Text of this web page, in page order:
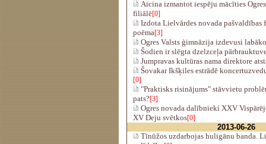
Aicina izmantot iespēju mācīties
filiālē[0]
Izdota Lielvārdes novada pašvaldības
poēma[3]
Ogres Valsts ģimnāzija izdevusi
Šodien ir slēgta dzelzceļa
Jumpravas kultūras nama direktore
Šovakar Ikšķiles estrādē
[0]
"Praktisks risinājums" stāvvietu
pats?[3]
Ogres novada dalībnieki XXV
XV Deju svētkos[0]
2013-06-26
Tīnūžos uzdarbojas huligānu banda.